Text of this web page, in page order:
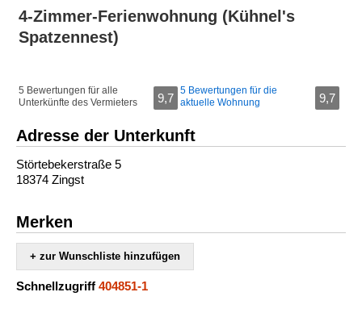
4-Zimmer-Ferienwohnung (Kühnel's
Spatzennest)
5 Bewertungen für alle
Unterkünfte des Vermieters
9,7
5 Bewertungen für die
aktuelle Wohnung
9,7
Adresse der Unterkunft
Störtebekerstraße 5
18374 Zingst
Merken
+ zur Wunschliste hinzufügen
Schnellzugriff 404851-1